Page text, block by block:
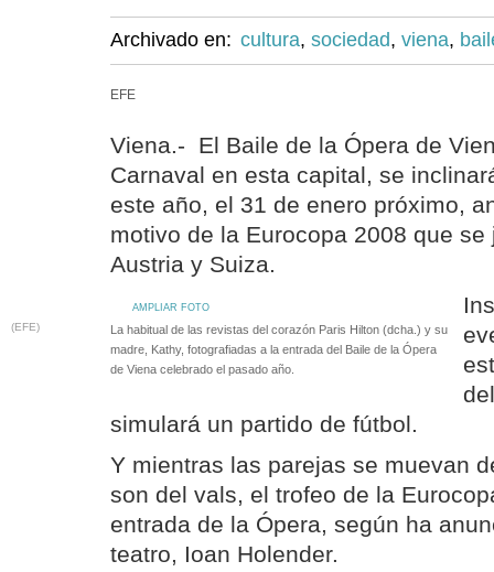
Archivado en: cultura, sociedad, viena,
EFE
Viena.- El Baile de la Ópera de
Carnaval en esta capital, se
este año, el 31 de enero próximo,
motivo de la Eurocopa 2008 que
Austria y Suiza.
AMPLIAR FOTO
(EFE)
La habitual de las revistas del corazón Paris Hilton (dcha.) y su
madre, Kathy, fotografiadas a la entrada del Baile de la Ópera
de Viena celebrado el pasado año.
simulará un partido de fútbol.
Y mientras las parejas se muevan
son del vals, el trofeo de la
entrada de la Ópera, según ha
teatro, Ioan Holender.